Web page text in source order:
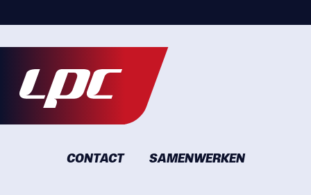
CONTACT SAMENWERKEN